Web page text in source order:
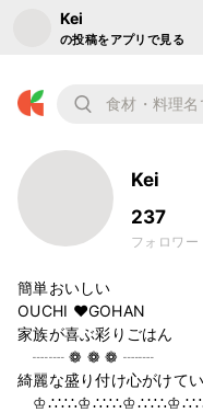
Kei
の投稿をアプリで見る
Kei
237
フォロワー
簡単おいしい
OUCHI ❤︎GOHAN
家族が喜ぶ彩りごはん
┈┈ ❁ ❁ ❁ ┈┈
綺麗な盛り付け心がけて